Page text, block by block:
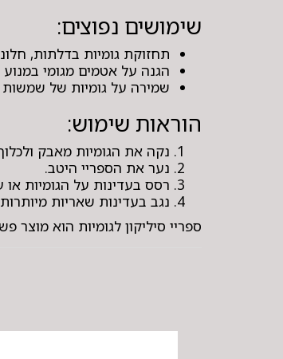
שימושים נפוצים:
תחזוקת גומיות בדלתות,
הגנה על אטמים מגומי במנוע
שמירה על גומיות של
הוראות שימוש:
נקה את הגומיות מאבק
נער את הספריי היטב.
רסס בעדינות על הגומיות
נגב בעדינות שאריות
ספריי סיליקון לגומיות הוא